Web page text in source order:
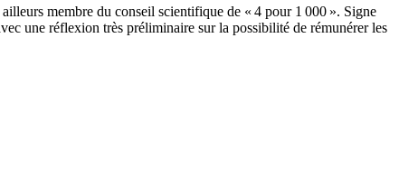
membre du conseil scientifique de « 4 pour 1 000 ». Signe
une réflexion très préliminaire sur la possibilité de rémunérer les